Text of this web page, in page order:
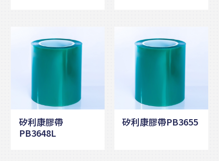
矽利康膠帶
PB3648L
矽利康膠帶PB3655